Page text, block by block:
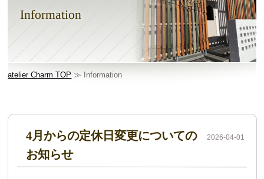
Information
atelier Charm TOP ≫ Information
2026-04-01
4月からの定休日変更についての
お知らせ